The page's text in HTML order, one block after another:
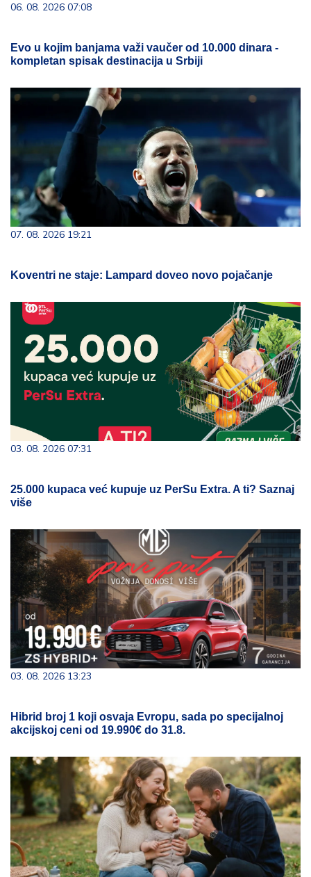
06. 08. 2026 07:08
Evo u kojim banjama važi vaučer od 10.000 dinara -
kompletan spisak destinacija u Srbiji
07. 08. 2026 19:21
Koventri ne staje: Lampard doveo novo pojačanje
03. 08. 2026 07:31
25.000 kupaca već kupuje uz PerSu Extra. A ti? Saznaj
više
03. 08. 2026 13:23
Hibrid broj 1 koji osvaja Evropu, sada po specijalnoj
akcijskoj ceni od 19.990€ do 31.8.